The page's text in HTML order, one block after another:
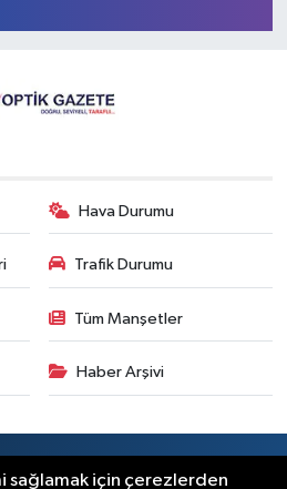
Hava Durumu
Trafik Durumu
Tüm Manşetler
Haber Arşivi
sağlamak için çerezlerden